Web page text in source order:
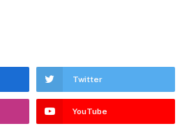
Twitter
YouTube